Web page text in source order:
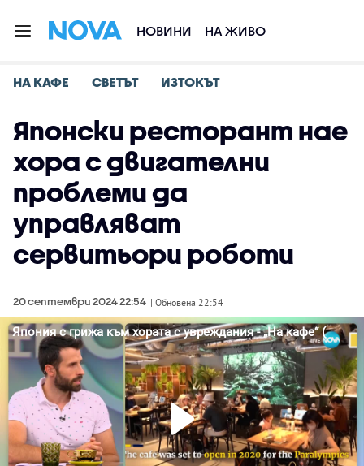
НОВИНИ НА ЖИВО
НА КАФЕ СВЕТЪТ ИЗТОКЪТ
Японски ресторант нае
хора с двигателни
проблеми да
управляват
сервитьори роботи
20 септември 2024 22:54 | Обновена 22:54